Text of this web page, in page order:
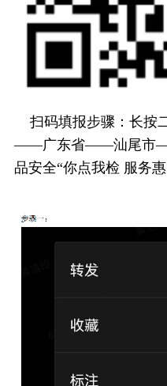
扫码填报步骤：长按
——广东省——汕尾市
品安全“你点我检 服务